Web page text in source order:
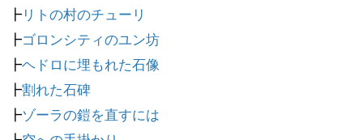
┣リトの村のチューリ
┣ゴロンシティのユン坊
┣ヘドロに埋もれた石像
┣割れた石碑
┣ゾーラの鎧を直すには